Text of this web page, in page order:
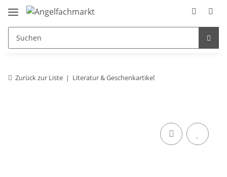
Zurück zur Liste Literatur & Geschenkartikel